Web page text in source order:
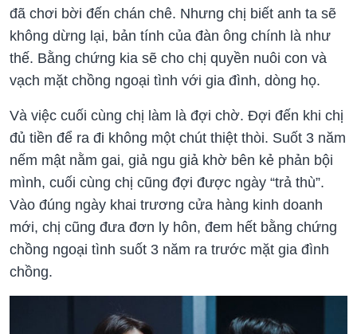
đã chơi bời đến chán chê. Nhưng chị biết anh ta sẽ
không dừng lại, bản tính của đàn ông chính là như
thế. Bằng chứng kia sẽ cho chị quyền nuôi con và
vạch mặt chồng ngoại tình với gia đình, dòng họ.
Và việc cuối cùng chị làm là đợi chờ. Đợi đến khi chị
đủ tiền để ra đi không một chút thiệt thòi. Suốt 3 năm
nếm mật nằm gai, giả ngu giả khờ bên kẻ phản bội
mình, cuối cùng chị cũng đợi được ngày “trả thù”.
Vào đúng ngày khai trương cửa hàng kinh doanh
mới, chị cũng đưa đơn ly hôn, đem hết bằng chứng
chồng ngoại tình suốt 3 năm ra trước mặt gia đình
chồng.